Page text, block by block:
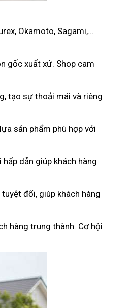
Okamoto, Sagami,...
gốc xuất xứ. Shop cam
tạo sự thoải mái và riêng
sản phẩm phù hợp với
dẫn giúp khách hàng
đối, giúp khách hàng
hàng trung thành. Cơ hội